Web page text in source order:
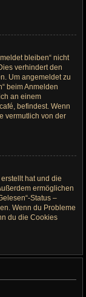
bleiben“ nicht
verhindert den
Um angemeldet zu
beim Anmelden
an einem
befindest. Wenn
vermutlich von der
hat und die
ermöglichen
Status –
Wenn du Probleme
du die Cookies